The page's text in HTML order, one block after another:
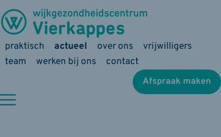
praktisch actueel over ons
vrijwilligers
team
werken bij ons contact
Afspraak maken